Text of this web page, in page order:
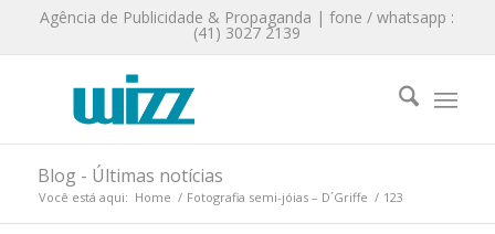
Agência de Publicidade & Propaganda | fone / whatsapp :
(41) 3027 2139
Blog - Últimas notícias
Você está aqui: Home / Fotografia semi-jóias – D´Griffe / 123